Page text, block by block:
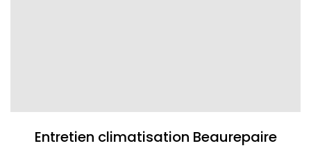
Entretien climatisation Beaurepaire